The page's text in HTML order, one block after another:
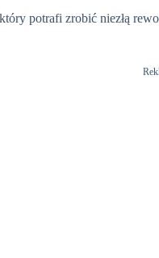
potrafi zrobić niezłą